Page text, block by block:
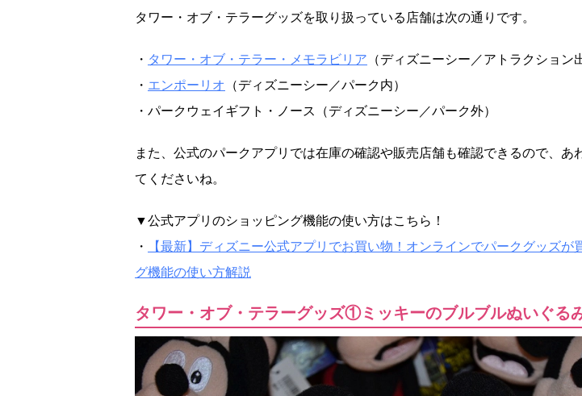
タワー・オブ・テラーグッズを取り扱っている店舗は次の通りです。
・ タワー・オブ・テラー・メモラビリア （ディズニーシー／アトラクション
・ エンポーリオ
（ディズニーシー／パーク内）
・パークウェイギフト・ノース（ディズニーシー／パーク外）
また、公式のパークアプリでは在庫の確認や販売店舗も確認できるので、あ
てくださいね。
▼公式アプリのショッピング機能の使い方はこちら！
・
【最新】ディズニー公式アプリでお買い物！オンラインでパークグッズが
グ機能の使い方解説
タワー・オブ・テラーグッズ①ミッキーのブルブルぬいぐる